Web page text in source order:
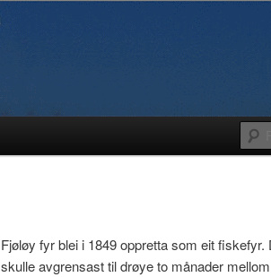
Fjøløy fyr blei i 1849 oppretta som eit fiskefyr.
skulle avgrensast til drøye to månader